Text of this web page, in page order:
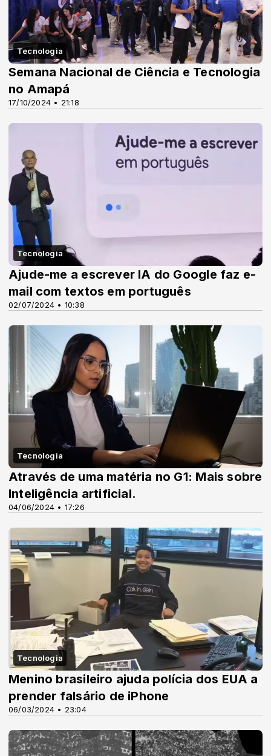
Tecnologia
17/10/2024 • 21:18
Semana Nacional de Ciência e Tecnologia
no Amapá
Tecnologia
02/07/2024 • 10:38
Ajude-me a escrever IA do Google faz e-
mail com textos em português
Tecnologia
04/06/2024 • 17:26
Através de uma matéria no G1: Mais sobre
Inteligência artificial.
Tecnologia
06/03/2024 • 23:04
Menino brasileiro ajuda polícia dos EUA a
prender falsário de iPhone